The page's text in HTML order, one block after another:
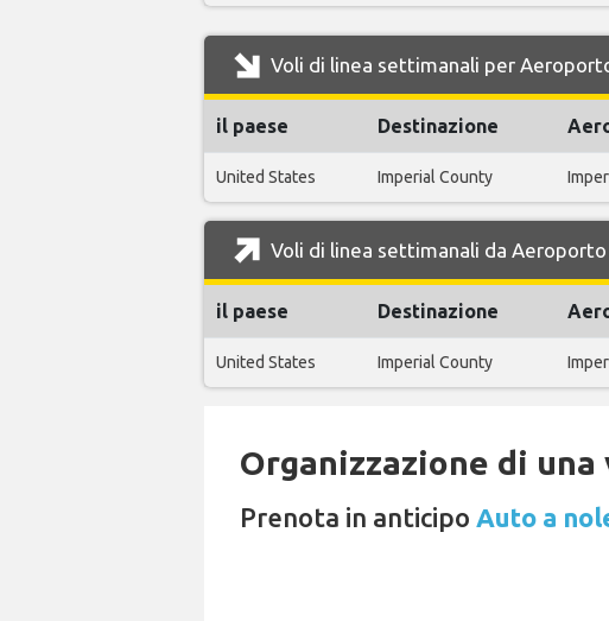
Voli di linea settimanali per
il paese Destinazione
United States Imperial County
Voli di linea settimanali da
il paese Destinazione
United States Imperial County
Organizzazione di
Prenota in anticipo Auto a